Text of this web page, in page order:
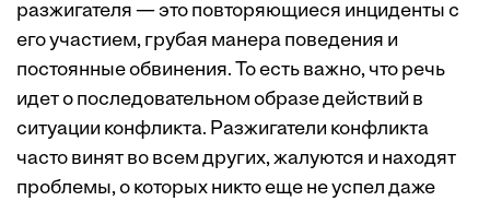
разжигателя — это повторяющиеся инциденты с
его участием, грубая манера поведения и
постоянные обвинения. То есть важно, что речь
идет о последовательном образе действий в
ситуации конфликта. Разжигатели конфликта
часто винят во всем других, жалуются и находят
проблемы, о которых никто еще не успел даже